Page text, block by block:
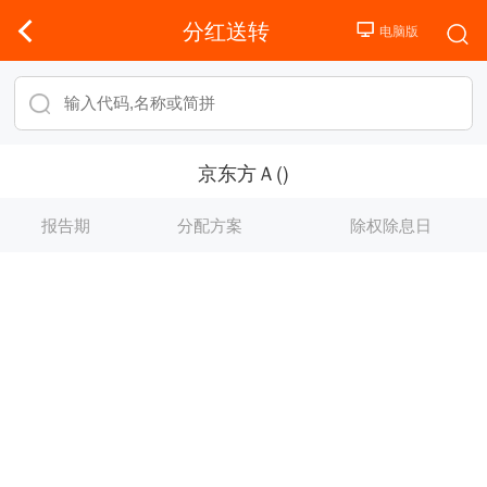
分红送转
京东方Ａ()
报告期 分配方案 除权除息日